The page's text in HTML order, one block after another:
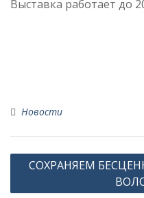
Выставка работает до
Новости
Навигация
СОХРАНЯЕМ